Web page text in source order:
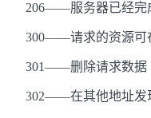
206——服务器已经完成
300——请求的资源可
301——删除请求数据
302——在其他地址发